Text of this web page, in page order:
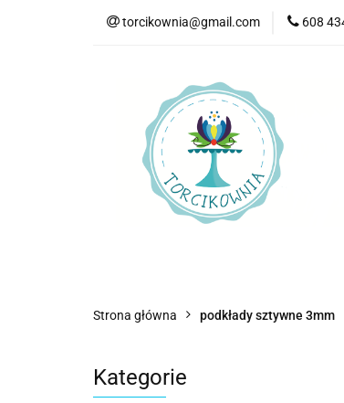
torcikownia@gmail.com 608
Strona główna podkłady sztywne 3mm
Kategorie